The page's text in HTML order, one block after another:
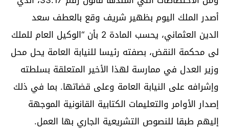
أصدر الملك اليوم بظهير شريف وقع بالعطف سعد
الدين العثماني، يحسب المادة 2 بأن “الوكيل العام للملك
لى محكمة النقض، بصفته رئيسا للنيابة العامة يحل محل
وزير العدل في ممارسة لهذا الأخير المتعلقة بسلطته
وإشرافه على النيابة العامة وعلى قضاتها. بما في ذلك
إصدار الأوامر والتعليمات الكتابية القانونية الموجهة
إليهم طبقا للنصوص التشريعية الجاري بها العمل.